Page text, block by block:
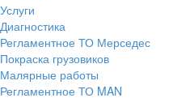
Услуги
Диагностика
Регламентное ТО Мерседес
Покраска грузовиков
Малярные работы
Регламентное ТО MAN